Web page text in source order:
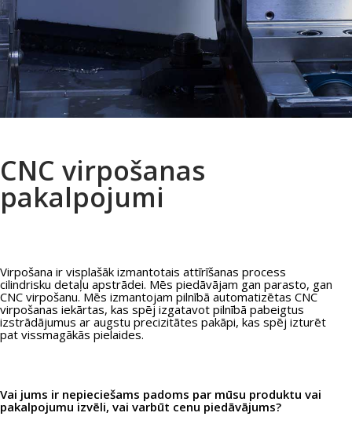
CNC virpošanas
pakalpojumi
Virpošana ir visplašāk izmantotais attīrīšanas process
cilindrisku detaļu apstrādei. Mēs piedāvājam gan parasto, gan
CNC virpošanu. Mēs izmantojam pilnībā automatizētas CNC
virpošanas iekārtas, kas spēj izgatavot pilnībā pabeigtus
izstrādājumus ar augstu precizitātes pakāpi, kas spēj izturēt
pat vissmagākās pielaides.
Vai jums ir nepieciešams padoms par mūsu produktu vai
pakalpojumu izvēli, vai varbūt cenu piedāvājums?